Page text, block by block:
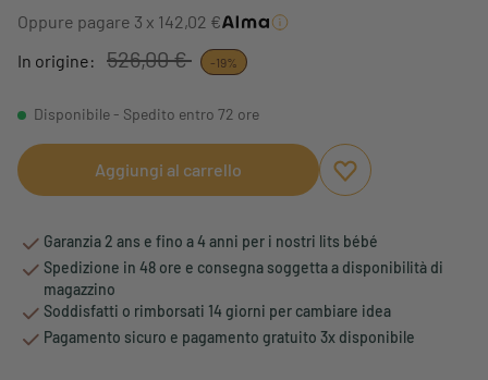
Oppure pagare 3 x 142,02 €
In origine:
526,00 € -19%
Disponibile - Spedito entro 72 ore
Aggiungi al carrello
Aggiungi ai
Rimuovi dai
Garanzia 2 ans e fino a 4 anni per i nostri lits bébé
Spedizione in 48 ore e consegna soggetta a disponibilità di
magazzino
Soddisfatti o rimborsati 14 giorni per cambiare idea
Pagamento sicuro e pagamento gratuito 3x disponibile